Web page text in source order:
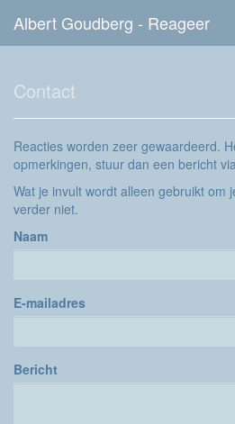
Albert Goudberg - Reageer
Contact
Reacties worden zeer gewaardeerd.
opmerkingen, stuur dan een bericht
Wat je invult wordt alleen gebruikt om
verder niet.
Naam
E-mailadres
Bericht